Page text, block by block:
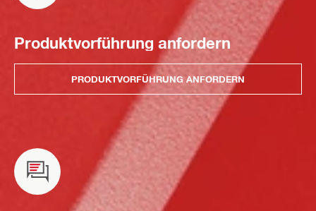
Produktvorführung anfordern
PRODUKTVORFÜHRUNG ANFORDERN